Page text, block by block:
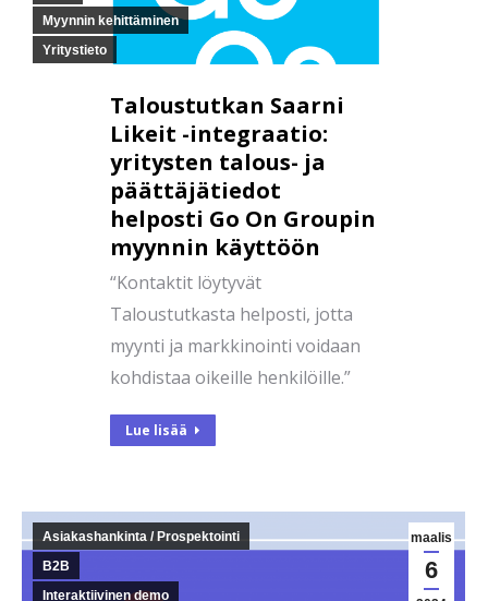
Myynnin kehittäminen
Yritystieto
Taloustutkan Saarni
Likeit -integraatio:
yritysten talous- ja
päättäjätiedot
helposti Go On Groupin
myynnin käyttöön
“Kontaktit löytyvät
Taloustutkasta helposti, jotta
myynti ja markkinointi voidaan
kohdistaa oikeille henkilöille.”
Lue lisää
maalis
6
Asiakashankinta / Prospektointi
B2B
Interaktiivinen demo